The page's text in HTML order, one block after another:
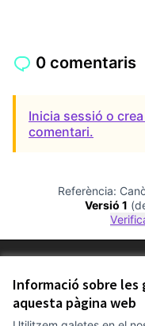
Informació sobre les
aquesta pàgina web
0 comentaris
Inicia sessió o
comentari.
Referència:
Versió 1
Configuració de les
Comunitat Canòdrom a
(Link externo)
Comunitat Canòdrom a
(Link externo)
Comunitat Canòdrom a
(Link externo)
Català
Triar la llenguaElegir el